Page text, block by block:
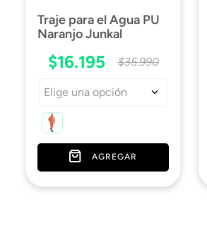
Traje para el Agua PU
Naranjo Junkal
$16.195 $35.990
Elige una opción
AGREGAR